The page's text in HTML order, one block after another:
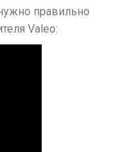
правильно
Valeo: